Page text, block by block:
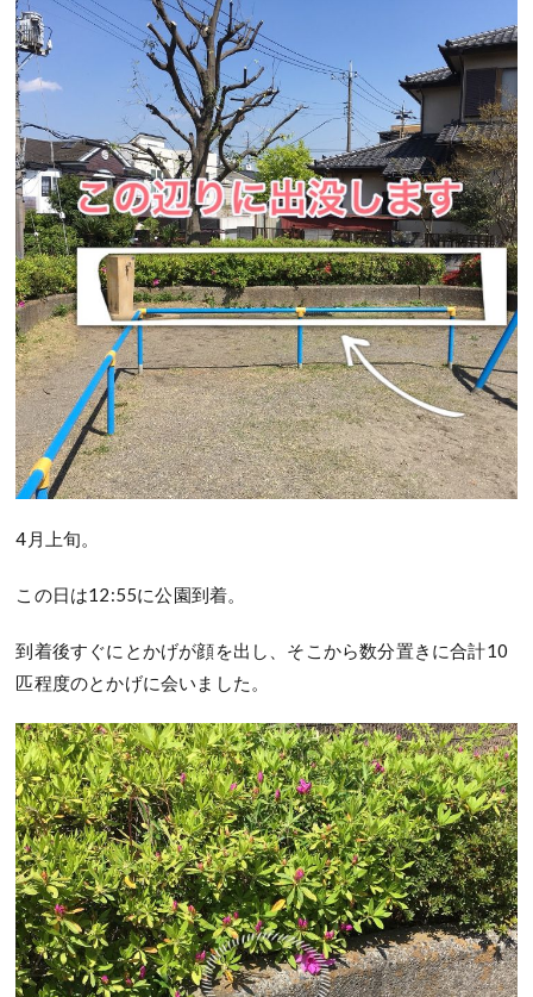
4月上旬。
この日は12:55に公園到着。
到着後すぐにとかげが顔を出し、そこから数分置きに合計10
匹程度のとかげに会いました。